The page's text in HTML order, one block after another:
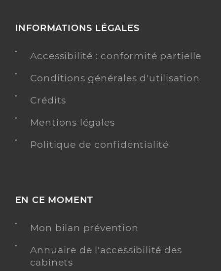
INFORMATIONS LÉGALES
Accessibilité : conformité partielle
Conditions générales d'utilisation
Crédits
Mentions légales
Politique de confidentialité
EN CE MOMENT
Mon bilan prévention
Annuaire de l'accessibilité des
cabinets